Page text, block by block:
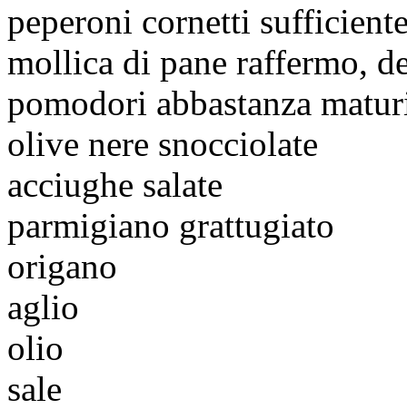
peperoni cornetti
mollica di pane raffermo,
pomodori abbastanza
olive nere snocciolate
acciughe salate
parmigiano grattugiato
origano
aglio
olio
sale